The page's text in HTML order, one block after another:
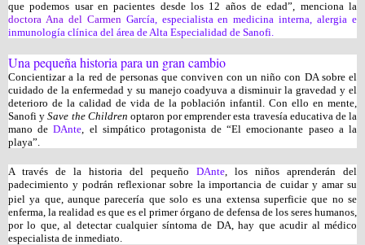
doctora Ana del Carmen García, especialista en medicina interna, alergia e
inmunología clínica del área de Alta Especialidad de Sanofi.
Una pequeña historia para un gran cambio
Concientizar a la red de personas que conviven con un niño con DA sobre el
cuidado de la enfermedad y su manejo coadyuva a disminuir la gravedad y el
deterioro de la calidad de vida de la población infantil . Con ello en mente,
Sanofi y Save the Children optaron por emprender esta travesía educativa de la
mano de DAnte , el simpático protagonista de “El emocionante paseo a la
playa”.
A través de la historia del pequeño DAnte , los niños aprenderán del
padecimiento y podrán reflexionar sobre la importancia de cuidar y amar su
piel ya que, aunque parecería que solo es una extensa superficie que no se
enferma, la realidad es que es el primer órgano de defensa de los seres humanos,
por lo que, al detectar cualquier síntoma de DA, hay que acudir al médico
especialista de inmediato.